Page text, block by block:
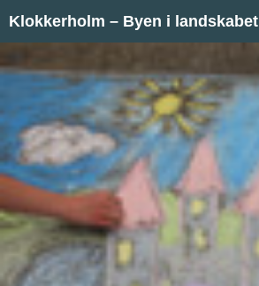
Klokkerholm – Byen i landskabet